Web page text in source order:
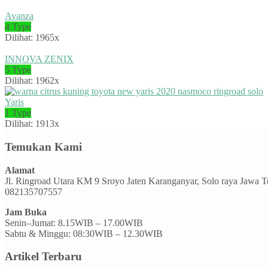
Avanza
4 Type
Dilihat: 1965x
INNOVA ZENIX
5 Type
Dilihat: 1962x
Yaris
1 Type
Dilihat: 1913x
Temukan Kami
Alamat
Jl. Ringroad Utara KM 9 Sroyo Jaten Karanganyar, Solo raya Jawa
082135707557
Jam Buka
Senin–Jumat: 8.15WIB – 17.00WIB
Sabtu & Minggu: 08:30WIB – 12.30WIB
Artikel Terbaru